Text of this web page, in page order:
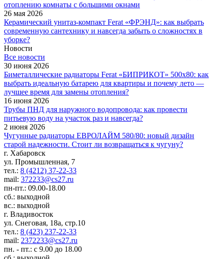
отоплению комнаты с большими окнами
26 мая 2026
Керамический унитаз-компакт Ferat «ФРЭНД»: как выбрать
современную сантехнику и навсегда забыть о сложностях в
уборке?
Новости
Все новости
30 июня 2026
Биметаллические радиаторы Ferat «БИПРИКОТ» 500x80: как
выбрать идеальную батарею для квартиры и почему лето —
лучшее время для замены отопления?
16 июня 2026
Трубы ПНД для наружного водопровода: как провести
питьевую воду на участок раз и навсегда?
2 июня 2026
Чугунные радиаторы ЕВРОЛАЙМ 580/80: новый дизайн
старой надежности. Стоит ли возвращаться к чугуну?
г. Хабаровск
ул. Промышленная, 7
тел.: 8 (4212) 37-22-33
mail: 372233@cs27.ru
пн-пт.: 09.00-18.00
сб.: выходной
вс.: выходной
г. Владивосток
ул. Снеговая, 18а, стр.10
тел.: 8 (423) 237-22-33
mail: 2372233@cs27.ru
пн. - пт.: с 9.00 до 18.00